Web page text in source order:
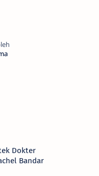
Dokter
Bandar